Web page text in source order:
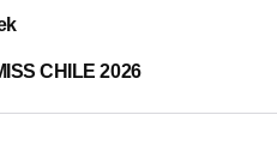
CHILE 2026